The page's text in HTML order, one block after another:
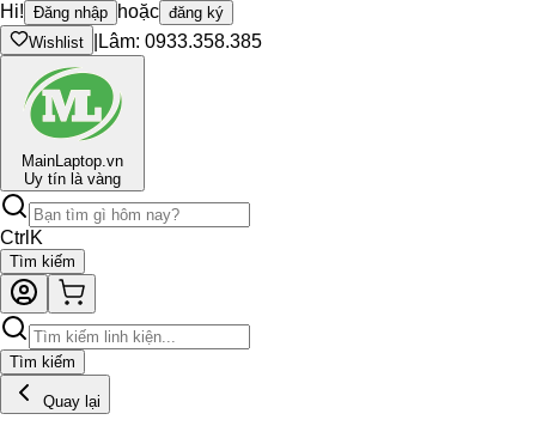
Hi! Đăng nhập hoặc đăng ký
Wishlist
Lâm: 0933.358.385
MainLaptop.vn
Uy tín là vàng
Ctrl K
Tìm kiếm
Tìm kiếm
Quay lại